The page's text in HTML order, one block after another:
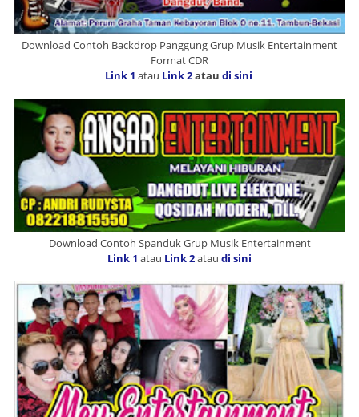
Download Contoh Backdrop Panggung Grup Musik Entertainment
Format CDR
Link 1 atau Link 2atau di sini
Download Contoh Spanduk Grup Musik Entertainment
Link 1 atau Link 2atau di sini